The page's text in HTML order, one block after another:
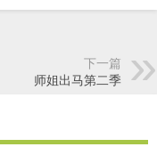
下一篇
师姐出马第二季